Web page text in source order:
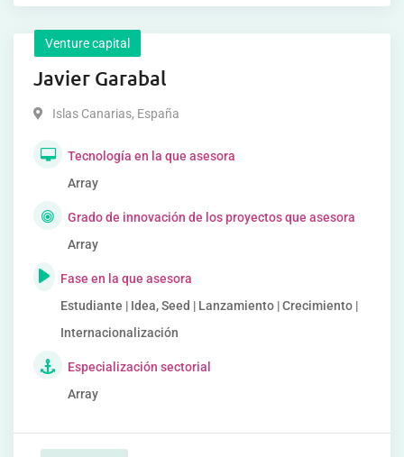
Venture capital
Javier Garabal
Islas Canarias, España
Tecnología en la que asesora
Array
Grado de innovación de los proyectos que asesora
Array
Fase en la que asesora
Estudiante | Idea, Seed | Lanzamiento | Crecimiento |
Internacionalización
Especialización sectorial
Array